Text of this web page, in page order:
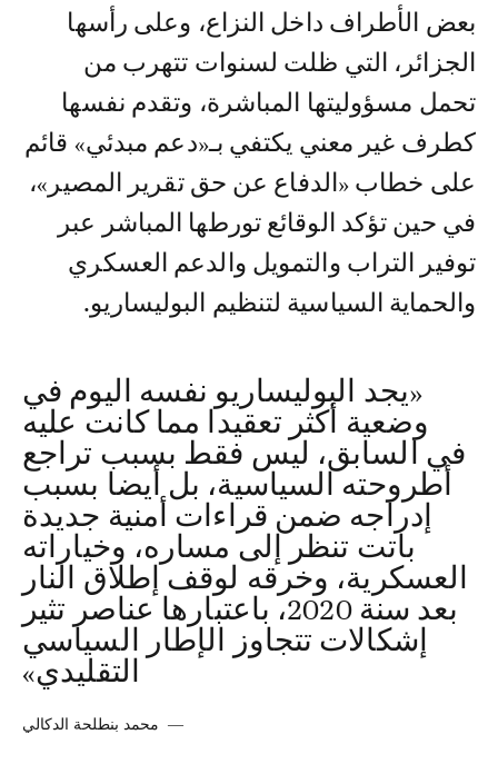
بعض الأطراف داخل النزاع، وعلى رأسها
الجزائر، التي ظلت لسنوات تتهرب من
تحمل مسؤوليتها المباشرة، وتقدم نفسها
كطرف غير معني يكتفي بـ«دعم مبدئي» قائم
على خطاب «الدفاع عن حق تقرير المصير»،
في حين تؤكد الوقائع تورطها المباشر عبر
توفير التراب والتمويل والدعم العسكري
والحماية السياسية لتنظيم البوليساريو.
«يجد البوليساريو نفسه اليوم في
وضعية أكثر تعقيدا مما كانت عليه
في السابق، ليس فقط بسبب تراجع
أطروحته السياسية، بل أيضا بسبب
إدراجه ضمن قراءات أمنية جديدة
باتت تنظر إلى مساره، وخياراته
العسكرية، وخرقه لوقف إطلاق النار
بعد سنة 2020، باعتبارها عناصر تثير
إشكالات تتجاوز الإطار السياسي
التقليدي»
— محمد بنطلحة الدكالي